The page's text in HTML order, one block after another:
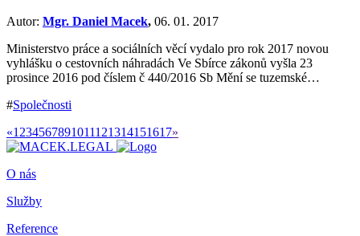
Autor: Mgr. Daniel Macek, 06. 01. 2017
Ministerstvo práce a sociálních věcí vydalo pro rok 2017 novou
vyhlášku o cestovních náhradách Ve Sbírce zákonů vyšla 23
prosince 2016 pod číslem č 440/2016 Sb Mění se tuzemské…
#Společnosti
«1 234567891011121314151617»
O nás
Služby
Reference